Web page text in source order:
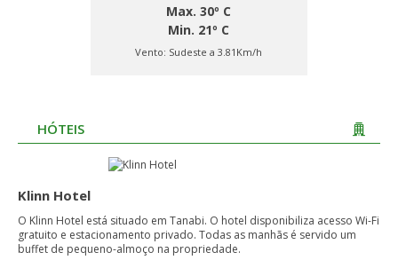
Max. 30º C
Min. 21º C
Vento: Sudeste a 3.81Km/h
HÓTEIS
Klinn Hotel
O Klinn Hotel está situado em Tanabi. O hotel disponibiliza acesso Wi-Fi
gratuito e estacionamento privado. Todas as manhãs é servido um
buffet de pequeno-almoço na propriedade.